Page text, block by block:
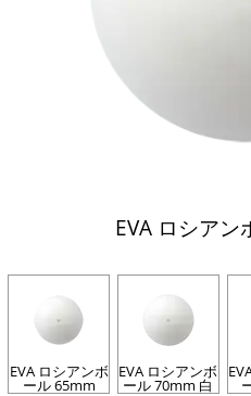
EVA ロシア
EVA ロシアンボ
ール 65mm
EVA ロシアンボ
ール 70mm 白